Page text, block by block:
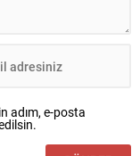
adım, e-posta